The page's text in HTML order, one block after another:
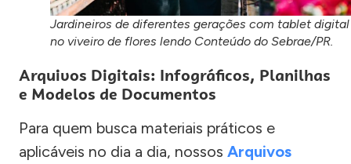
Jardineiros de diferentes gerações com tablet digital
no viveiro de flores lendo Conteúdo do Sebrae/PR.
Arquivos Digitais: Infográficos, Planilhas
e Modelos de Documentos
Para quem busca materiais práticos e
aplicáveis no dia a dia, nossos Arquivos